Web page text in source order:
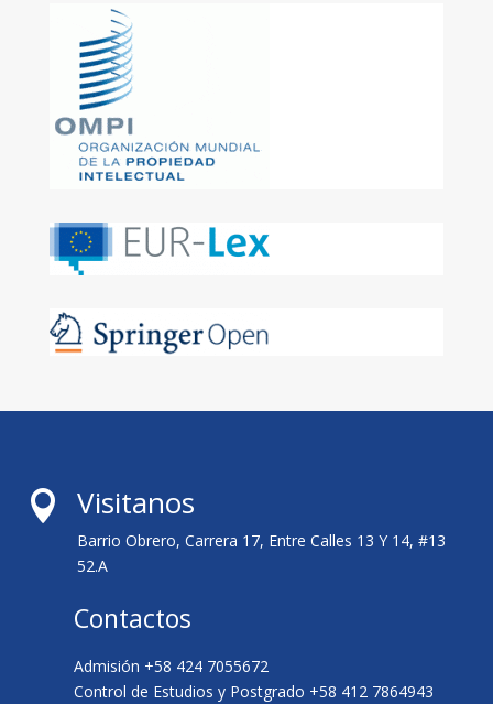
 Visitanos
Barrio Obrero, Carrera 17, Entre Calles 13 Y 14, #13
52.A
Contactos
Admisión +58 424 7055672
Control de Estudios y Postgrado +58 412 7864943